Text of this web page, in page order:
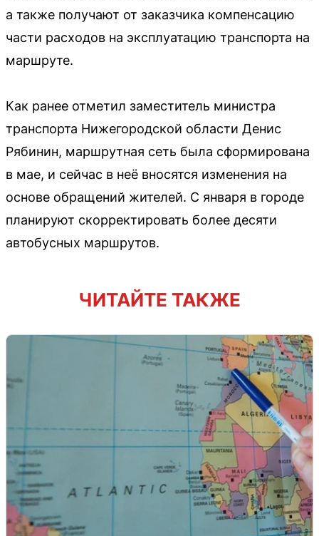
а также получают от заказчика компенсацию
части расходов на эксплуатацию транспорта на
маршруте.
Как ранее отметил заместитель министра
транспорта Нижегородской области Денис
Рябинин, маршрутная сеть была сформирована
в мае, и сейчас в неё вносятся изменения на
основе обращений жителей. С января в городе
планируют скорректировать более десяти
автобусных маршрутов.
ЧИТАЙТЕ ТАКЖЕ